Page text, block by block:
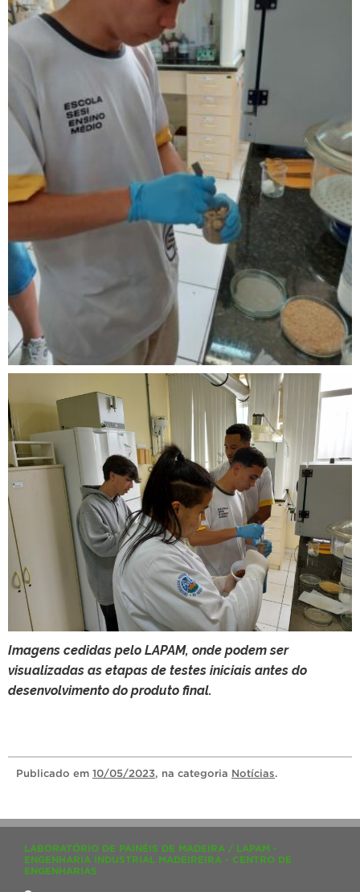
Imagens cedidas pelo LAPAM, onde podem ser
visualizadas as etapas de testes iniciais antes do
desenvolvimento do produto final.
Publicado em 10/05/2023, na categoria Notícias.
LABORATÓRIO DE PAINÉIS DE MADEIRA / LAPAM -
ENGENHARIA INDUSTRIAL MADEIREIRA - CENTRO DE
ENGENHARIAS